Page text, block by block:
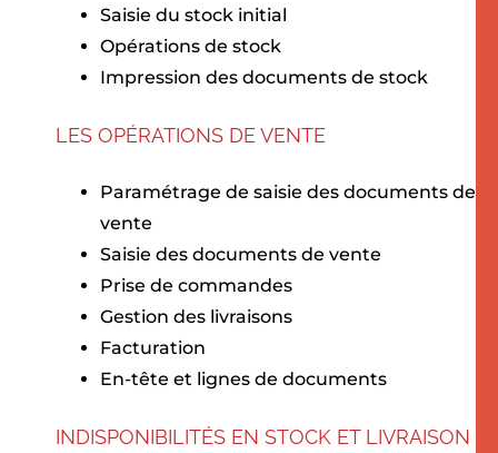
Saisie du stock initial
Opérations de stock
Impression des documents de stock
LES OPÉRATIONS DE VENTE
Paramétrage de saisie des documents de
vente
Saisie des documents de vente
Prise de commandes
Gestion des livraisons
Facturation
En-tête et lignes de documents
INDISPONIBILITÉS EN STOCK ET LIVRAISON